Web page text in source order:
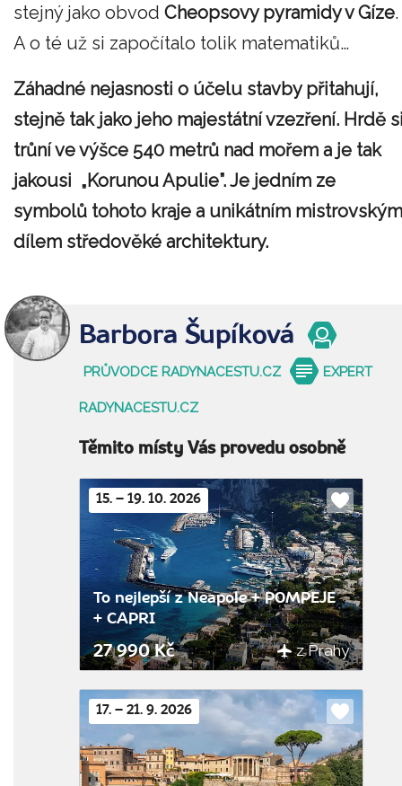
stejný jako obvod Cheopsovy pyramidy v Gíze.
A o té už si započítalo tolik matematiků…
Záhadné nejasnosti o účelu stavby přitahují,
stejně tak jako jeho majestátní vzezření. Hrdě
trůní ve výšce 540 metrů nad mořem a je tak
jakousi „Korunou Apulie”. Je jedním ze
symbolů tohoto kraje a unikátním mistrovským
dílem středověké architektury.
Barbora Šupíková
PRŮVODCE RADYNACESTU.CZ EXPERT
RADYNACESTU.CZ
Těmito místy Vás provedu osobně
15. – 19. 10. 2026
Do
oblíbených
To nejlepší z Neapole + POMPEJE
+ CAPRI
27 990 Kč z Prahy
17. – 21. 9. 2026
Do
oblíbených